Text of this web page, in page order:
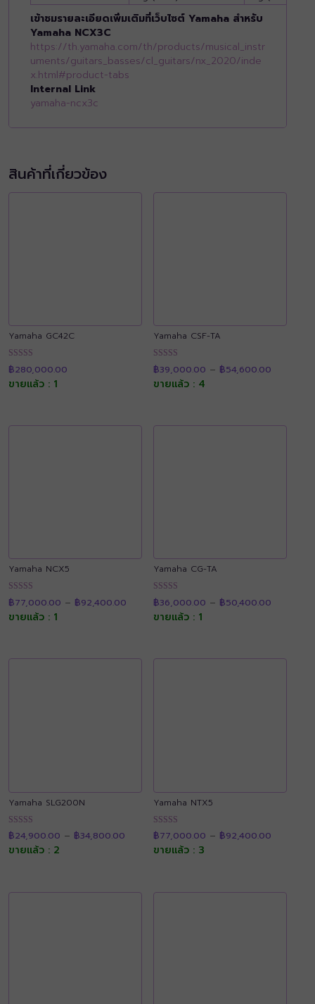
เข้าชมรายละเอียดเพิ่มเติมที่เว็บไซต์ Yamaha สำหรับ
Yamaha NCX3C
https://th.yamaha.com/th/products/musical_instr
uments/guitars_basses/cl_guitars/nx_2020/inde
x.html#product-tabs
Internal Link
yamaha-ncx3c
สินค้าที่เกี่ยวข้อง
Yamaha GC42C
ให้คะแนน
4.89
ตั้งแต่ 1-5
฿280,000.00
ขายแล้ว : 1
Yamaha CSF-TA
ให้คะแนน
4.91
ตั้งแต่ 1-5
฿39,000.00 – ฿54,600.00range:
ขายแล้ว : 4
Yamaha NCX5
ให้คะแนน
4.92
ตั้งแต่ 1-5
฿77,000.00 – ฿92,400.00
฿77,000.00
through
ขายแล้ว : 1
Yamaha CG-TA
ให้คะแนน
4.90
ตั้งแต่ 1-5
฿36,000.00 – ฿50,400.00range:
ขายแล้ว : 1
Yamaha SLG200N
ให้คะแนน
4.91
ตั้งแต่ 1-5
฿24,900.00 – ฿34,800.00
฿24,900.00
through
ขายแล้ว : 2
Yamaha NTX5
ให้คะแนน
4.90
ตั้งแต่ 1-5
฿77,000.00 – ฿92,400.00range:
ขายแล้ว : 3